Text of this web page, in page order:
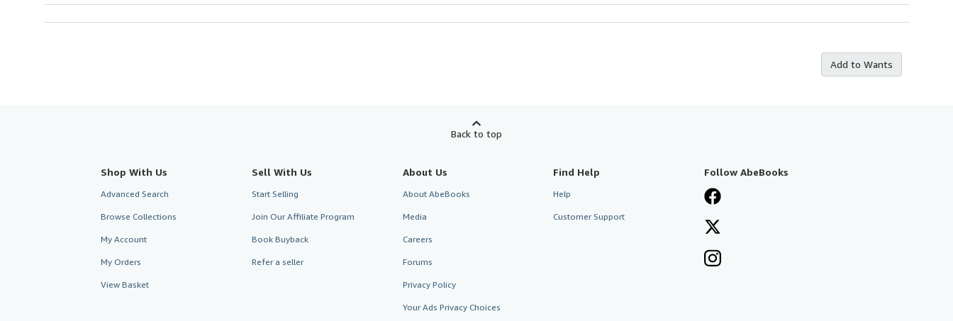
Add to Wants
Back to top
Shop With Us
Advanced Search
Browse Collections
My Account
My Orders
View Basket
Sell With Us
Start Selling
Join Our Affiliate Program
Book Buyback
Refer a seller
About Us
About AbeBooks
Media
Careers
Forums
Privacy Policy
Your Ads Privacy Choices
Find Help
Help
Customer Support
Follow AbeBooks